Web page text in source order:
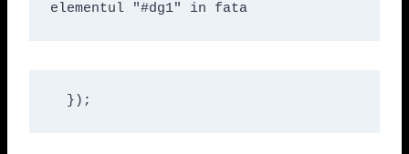
elementul "#dg1" in fata
});